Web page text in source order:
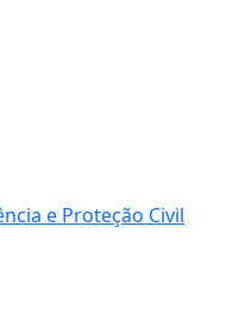
e Proteção Civil